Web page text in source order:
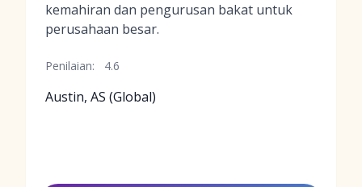
kemahiran dan pengurusan bakat untuk
perusahaan besar.
Penilaian: 4.6
Austin, AS (Global)